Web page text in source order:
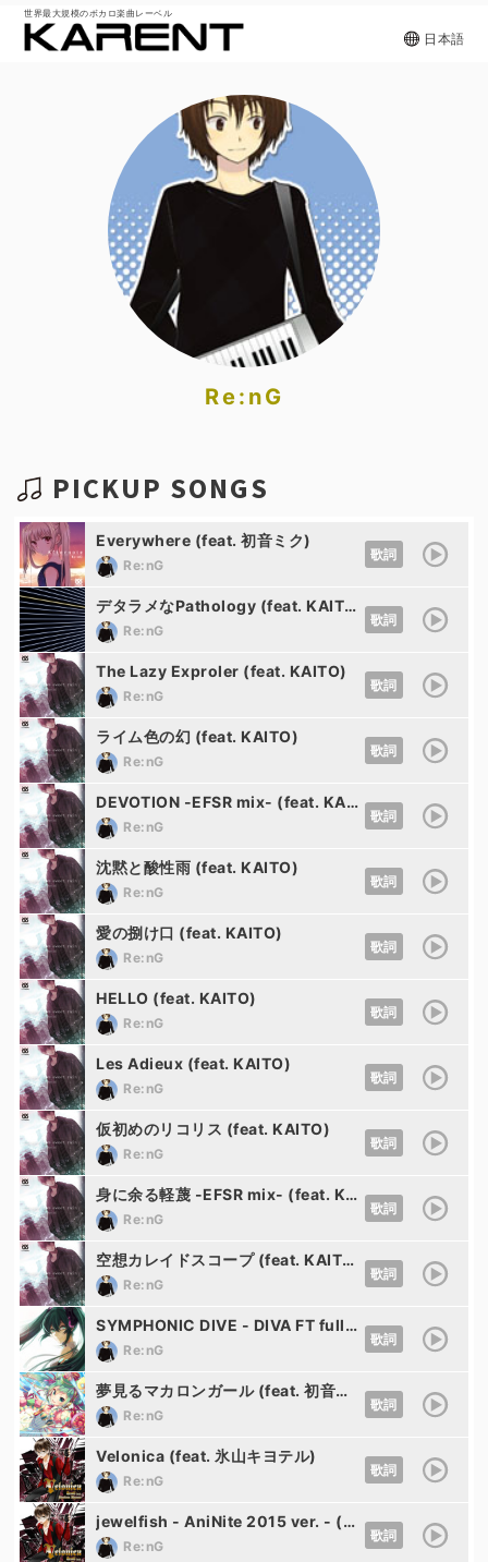
世界最大規模のボカロ楽曲レーベル
日本語
Re:nG
PICKUP SONGS
Everywhere (feat. 初音ミク)
Re:nG
歌詞
デタラメなPathology (feat. KAITO)
Re:nG
歌詞
The Lazy Exproler (feat. KAITO)
Re:nG
歌詞
ライム色の幻 (feat. KAITO)
Re:nG
歌詞
DEVOTION -EFSR mix- (feat. KAITO)
Re:nG
歌詞
沈黙と酸性雨 (feat. KAITO)
Re:nG
歌詞
愛の捌け口 (feat. KAITO)
Re:nG
歌詞
HELLO (feat. KAITO)
Re:nG
歌詞
Les Adieux (feat. KAITO)
Re:nG
歌詞
仮初めのリコリス (feat. KAITO)
Re:nG
歌詞
身に余る軽蔑 -EFSR mix- (feat. KAITO)
Re:nG
歌詞
空想カレイドスコープ (feat. KAITO)
Re:nG
歌詞
SYMPHONIC DIVE - DIVA FT full edit - (feat. 初音ミク)
Re:nG
歌詞
夢見るマカロンガール (feat. 初音ミク)
Re:nG
歌詞
Velonica (feat. 氷山キヨテル)
Re:nG
歌詞
jewelfish - AniNite 2015 ver. - (feat. 氷山キヨテル)
Re:nG
歌詞